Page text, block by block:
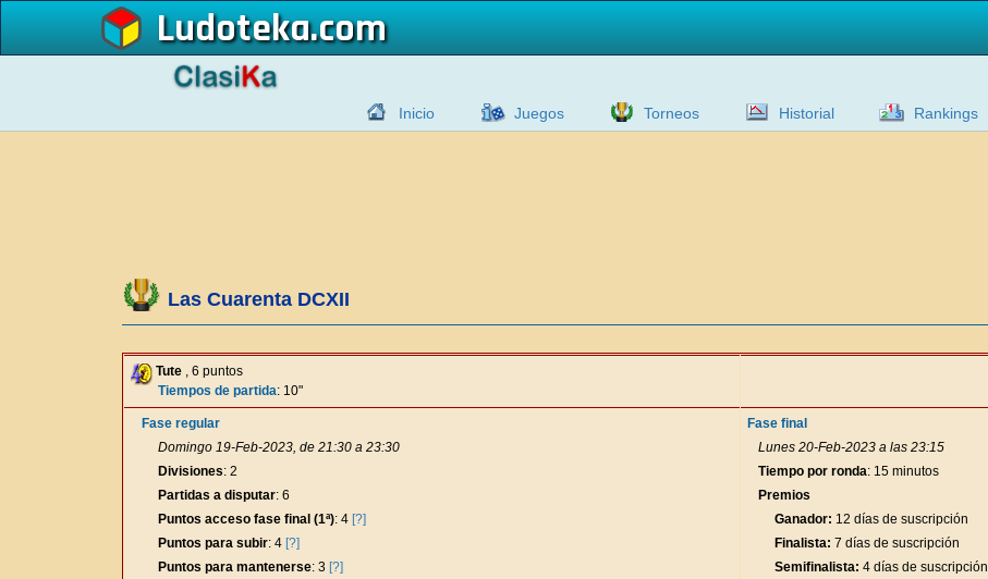
Ludoteka
Inicio Juegos Torneos Historial Rankings
Las Cuarenta DCXII
Tute , 6 puntos
Tiempos de partida: 10"
Fase regular
Domingo 19-Feb-2023, de 21:30 a 23:30
Divisiones: 2
Partidas a disputar: 6
Puntos acceso fase final (1ª): 4 [?]
Puntos para subir: 4 [?]
Puntos para mantenerse: 3 [?]
Fase final
Lunes 20-Feb-2023 a las 23:15
Tiempo por ronda: 15 minutos
Premios
Ganador: 12 días de suscripción
Finalista: 7 días de suscripción
Semifinalista: 4 días de suscripción